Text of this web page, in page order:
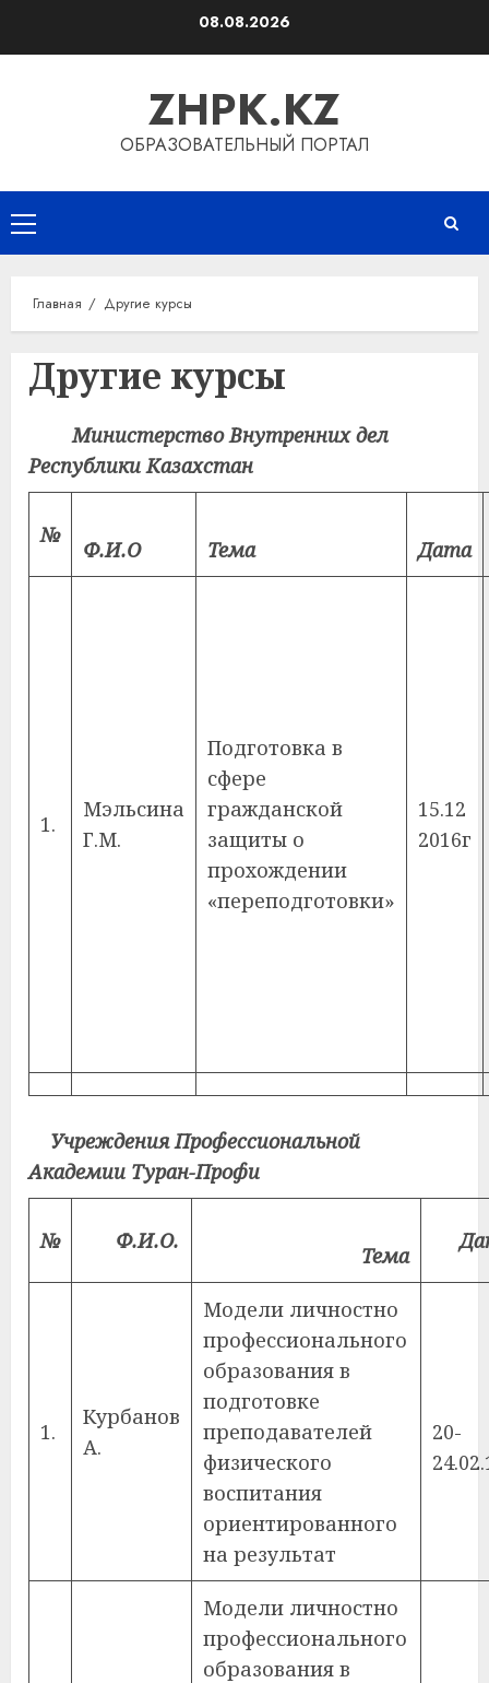
08.08.2026
ZHPK.KZ
ОБРАЗОВАТЕЛЬНЫЙ ПОРТАЛ
Основное
меню
Главная Другие курсы
Другие курсы
Министерство Внутренних дел
Республики Казахстан
№
Ф.И.О Тема Дата
1.
Мэльсина
Г.М.
Подготовка в
сфере
гражданской
защиты о
прохождении
«переподготовки»
15.12
2016г
Учреждения Профессиональной
Академии Туран-Профи
№ Ф.И.О.
Тема
1.
Курбанов
А.
Модели личностно
профессионального
образования в
подготовке
преподавателей
физического
воспитания
ориентированного
на результат
20-
Модели личностно
профессионального
образования в